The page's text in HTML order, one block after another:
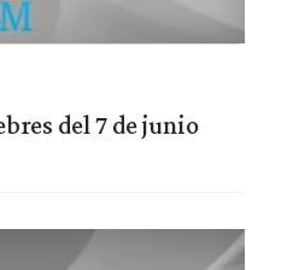
del 7 de junio